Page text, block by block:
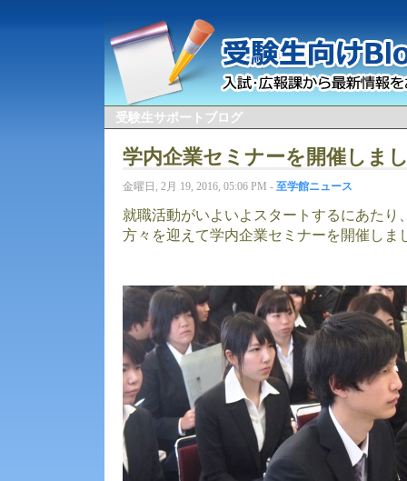
受験生サポートブログ
学内企業セミナーを開催しま
金曜日, 2月 19, 2016, 05:06 PM - 至学館ニュース
就職活動がいよいよスタートするにあたり
方々を迎えて学内企業セミナーを開催しま